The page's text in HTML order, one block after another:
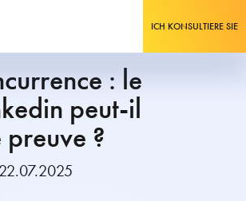
ICH KONSULTIERE SIE
: le
peut-il
?